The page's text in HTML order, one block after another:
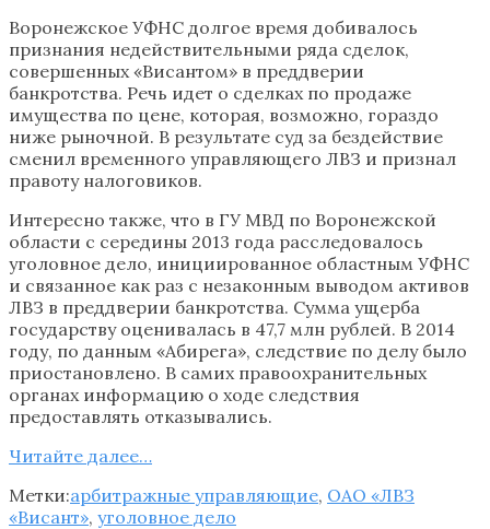
Воронежское УФНС долгое время добивалось
признания недействительными ряда сделок,
совершенных «Висантом» в преддверии
банкротства. Речь идет о сделках по продаже
имущества по цене, которая, возможно, гораздо
ниже рыночной. В результате суд за бездействие
сменил временного управляющего ЛВЗ и признал
правоту налоговиков.
Интересно также, что в ГУ МВД по Воронежской
области с середины 2013 года расследовалось
уголовное дело, инициированное областным УФНС
и связанное как раз с незаконным выводом активов
ЛВЗ в преддверии банкротства. Сумма ущерба
государству оценивалась в 47,7 млн рублей. В 2014
году, по данным «Абирега», следствие по делу было
приостановлено. В самих правоохранительных
органах информацию о ходе следствия
предоставлять отказывались.
Читайте далее…
Метки:арбитражные управляющие, ОАО «ЛВЗ
«Висант», уголовное дело